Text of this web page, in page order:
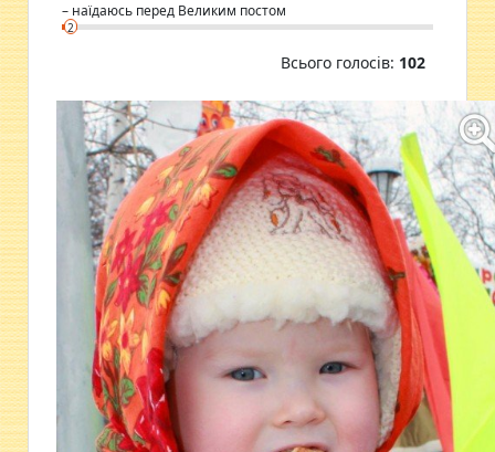
– наїдаюсь перед Великим постом
2
Всього голосів: 102